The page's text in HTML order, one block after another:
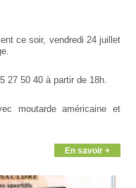
ce soir, vendredi 24 juillet
27 50 40 à partir de 18h.
moutarde américaine et
En savoir +